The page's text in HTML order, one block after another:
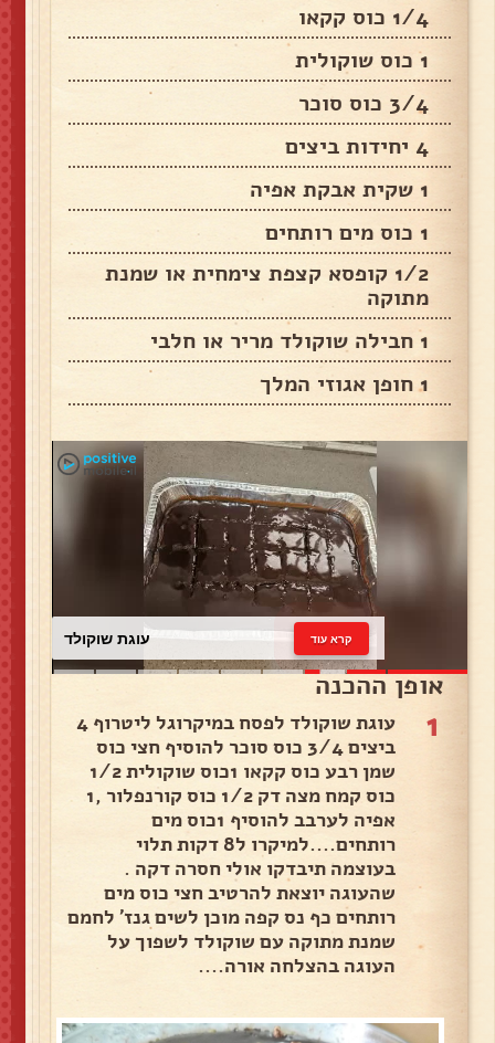
1/4 כוס קקאו
1 כוס שוקולית
3/4 כוס סוכר
4 יחידות ביצים
1 שקית אבקת אפיה
1 כוס מים רותחים
1/2 קופסא קצפת צימחית או שמנת
מתוקה
1 חבילה שוקולד מריר או חלבי
1 חופן אגוזי המלך
עוגת שוקולד קרא עוד
אופן ההכנה
1
עוגת שוקולד לפסח במיקרוגל ליטרוף 4
ביצים 3/4 כוס סוכר להוסיף חצי כוס
שמן רבע כוס קקאו 1כוס שוקולית 1/2
כוס קמח מצה דק 1/2 כוס קורנפלור ,1
אפיה לערבב להוסיף 1כוס מים
רותחים....למיקרו ל8 דקות תלוי
בעוצמה תיבדקו אולי חסרה דקה .
שהעוגה יוצאת להרטיב חצי כוס מים
רותחים כף נס קפה מוכן לשים גנז' לחמם
שמנת מתוקה עם שוקולד לשפוך על
העוגה בהצלחה אורה....